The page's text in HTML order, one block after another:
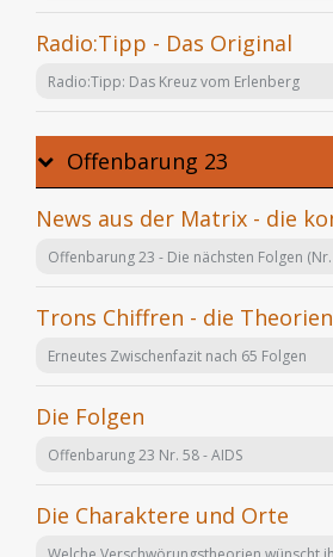
Radio:Tipp - Das Original
Radio:Tipp: Das Kreuz vom Erlenberg
Offenbarung 23
Trons Chiffren - die Theorien
Erneutes Zwischenfazit nach 65 Folgen
Die Folgen
Offenbarung 23 Nr. 58 - AIDS
Die Charaktere und Orte